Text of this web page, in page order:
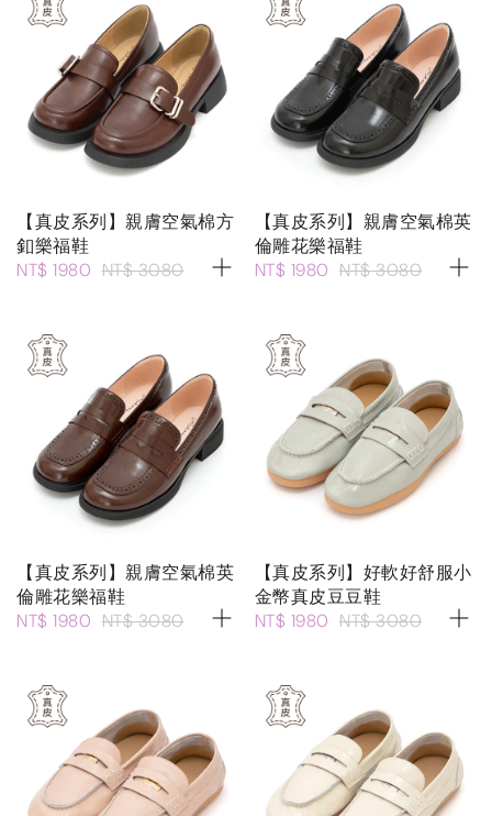
【真皮系列】親膚空氣棉方
釦樂福鞋
NT$ 1980 NT$ 3080
【真皮系列】親膚空氣棉英
倫雕花樂福鞋
NT$ 1980 NT$ 3080
【真皮系列】親膚空氣棉英
倫雕花樂福鞋
NT$ 1980 NT$ 3080
【真皮系列】好軟好舒服小
金幣真皮豆豆鞋
NT$ 1980 NT$ 3080